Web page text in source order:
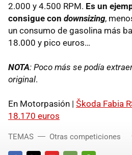
2.000 y 4.500 RPM. Es un
consigue con downsizing,
un consumo de gasolina más
18.000 y pico euros…
NOTA: Poco más se podía
original.
En Motorpasión | Škoda Fabia
18.170 euros
TEMAS Otras competiciones